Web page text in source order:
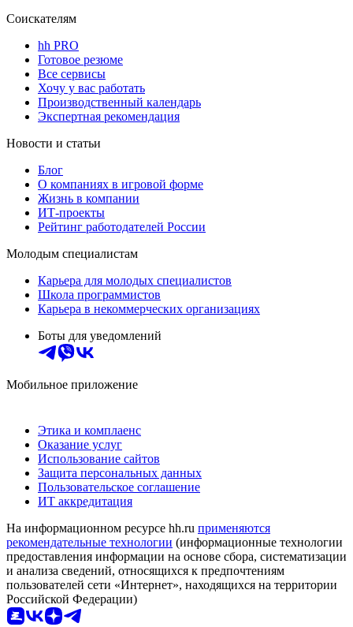
Соискателям
hh PRO
Готовое резюме
Все сервисы
Хочу у вас работать
Производственный календарь
Экспертная рекомендация
Новости и статьи
Блог
О компаниях в игровой форме
Жизнь в компании
ИТ-проекты
Рейтинг работодателей России
Молодым специалистам
Карьера для молодых специалистов
Школа программистов
Карьера в некоммерческих организациях
Боты для уведомлений
Мобильное приложение
Этика и комплаенс
Оказание услуг
Использование сайтов
Защита персональных данных
Пользовательское соглашение
ИТ аккредитация
На информационном ресурсе hh.ru применяются
рекомендательные технологии (информационные технологии
предоставления информации на основе сбора, систематизации
и анализа сведений, относящихся к предпочтениям
пользователей сети «Интернет», находящихся на территории
Российской Федерации)